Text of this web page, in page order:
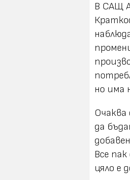
В САЩ
но има
Очаква
да
Все
цяло е